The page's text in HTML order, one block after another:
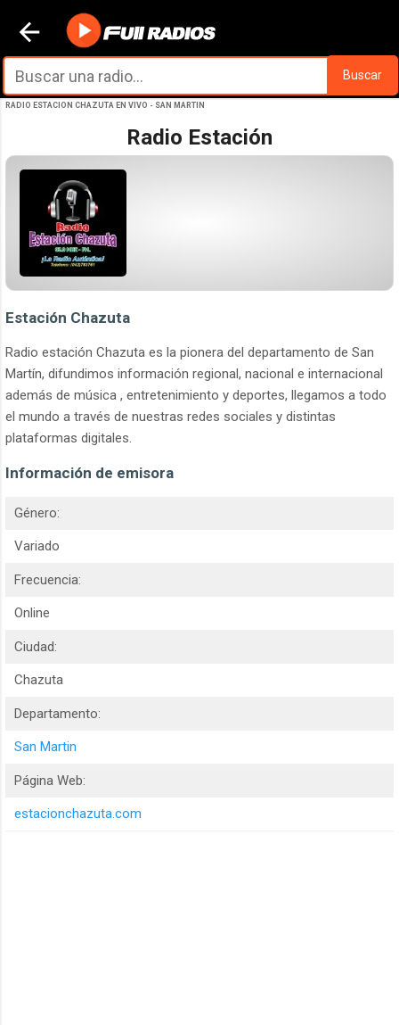
Ir al contenido principal
Buscar
RADIO ESTACION CHAZUTA EN VIVO - SAN MARTIN
Radio Estación
Estación Chazuta
Radio estación Chazuta es la pionera del departamento de San
Martín, difundimos información regional, nacional e internacional
además de música , entretenimiento y deportes, llegamos a todo
el mundo a través de nuestras redes sociales y distintas
plataformas digitales.
Información de emisora
Género:
Variado
Frecuencia:
Online
Ciudad:
Chazuta
Departamento:
San Martin
Página Web:
estacionchazuta.com